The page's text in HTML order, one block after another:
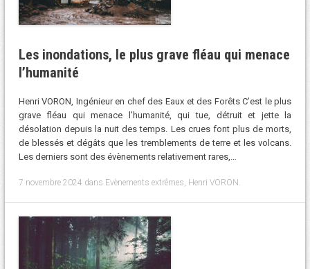
Les inondations, le plus grave fléau qui menace
l’humanité
Henri VORON, Ingénieur en chef des Eaux et des Forêts C’est le plus
grave fléau qui menace l’humanité, qui tue, détruit et jette la
désolation depuis la nuit des temps. Les crues font plus de morts,
de blessés et dégâts que les tremblements de terre et les volcans.
Les derniers sont des évènements relativement rares,…
7 novembre 2024 dans Evènements extrêmes Henri VORON